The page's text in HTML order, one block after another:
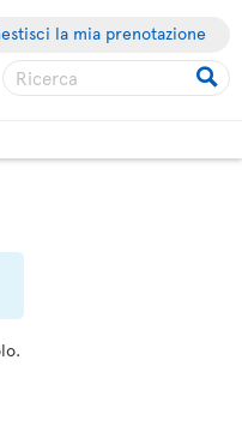
la mia prenotazione